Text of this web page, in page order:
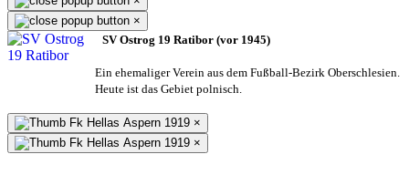
×
SV Ostrog 19 Ratibor (vor 1945)
Ein ehemaliger Verein aus dem Fußball-Bezirk Oberschlesien.
Heute ist das Gebiet polnisch.
×
×